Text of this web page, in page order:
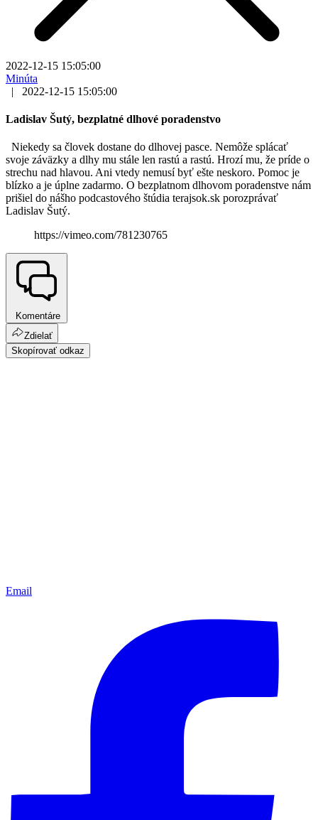
2022-12-15 15:05:00
Minúta
|
2022-12-15 15:05:00
Ladislav Šutý, bezplatné dlhové poradenstvo
Niekedy sa človek dostane do dlhovej pasce. Nemôže splácať
svoje záväzky a dlhy mu stále len rastú a rastú. Hrozí mu, že príde o
strechu nad hlavou. Ani vtedy nemusí byť ešte neskoro. Pomoc je
blízko a je úplne zadarmo. O bezplatnom dlhovom poradenstve nám
prišiel do nášho podcastového štúdia terajsok.sk porozprávať
Ladislav Šutý.
https://vimeo.com/781230765
Komentáre
Zdielať
Skopírovať odkaz
Email